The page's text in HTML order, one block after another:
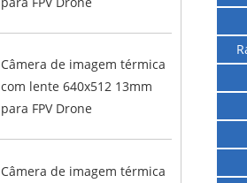
Câmera de imagem térmica
com lente 640x512 13mm
para FPV Drone
Câmera de imagem térmica